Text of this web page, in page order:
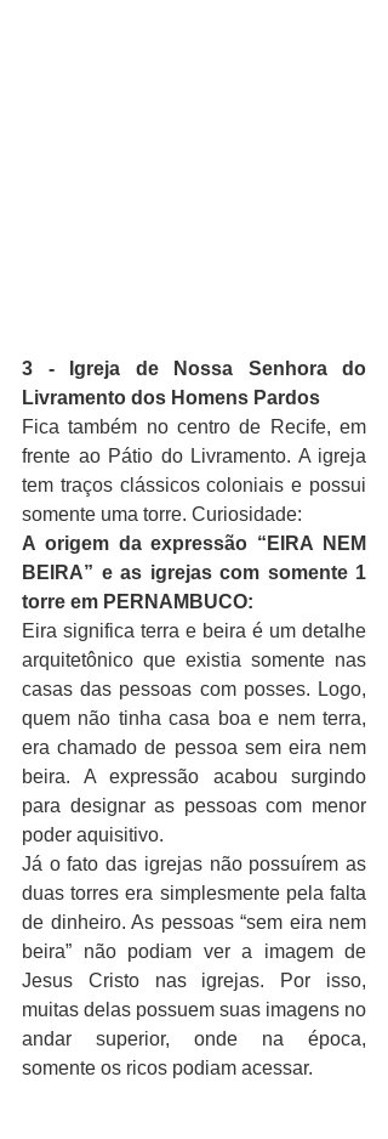
3 - Igreja de Nossa Senhora do
Livramento dos Homens Pardos
Fica também no centro de Recife, em
frente ao Pátio do Livramento. A igreja
tem traços clássicos coloniais e possui
somente uma torre. Curiosidade:
A origem da expressão “EIRA NEM
BEIRA” e as igrejas com somente 1
torre em PERNAMBUCO:
Eira significa terra e beira é um detalhe
arquitetônico que existia somente nas
casas das pessoas com posses. Logo,
quem não tinha casa boa e nem terra,
era chamado de pessoa sem eira nem
beira. A expressão acabou surgindo
para designar as pessoas com menor
poder aquisitivo.
Já o fato das igrejas não possuírem as
duas torres era simplesmente pela falta
de dinheiro. As pessoas “sem eira nem
beira” não podiam ver a imagem de
Jesus Cristo nas igrejas. Por isso,
muitas delas possuem suas imagens no
andar superior, onde na época,
somente os ricos podiam acessar.